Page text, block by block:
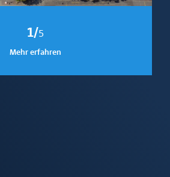
1/5
Mehr erfahren